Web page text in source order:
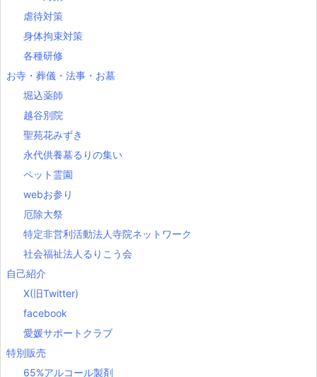
虐待対策
身体拘束対策
各種研修
お寺・葬儀・法事・お墓
堀込薬師
越谷別院
聖苑花みずき
永代供養墓るりの集い
ペット霊園
webお参り
厄除大祭
特定非営利活動法人寺院ネットワーク
社会福祉法人るりこう会
自己紹介
X(旧Twitter)
facebook
愛媛サポートクラブ
特別販売
65%アルコール製剤